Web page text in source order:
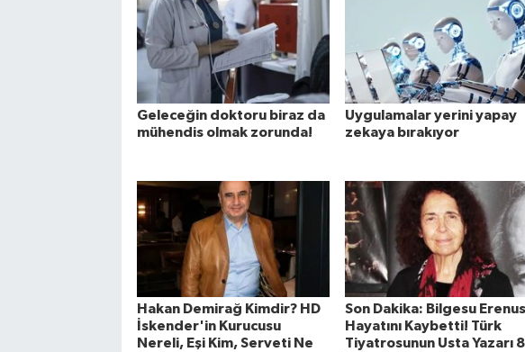
Geleceğin doktoru biraz da
mühendis olmak zorunda!
Uygulamalar yerini yapay
zekaya bırakıyor
Hakan Demirağ Kimdir? HD
İskender'in Kurucusu
Nereli, Eşi Kim, Serveti Ne
Son Dakika: Bilgesu Erenus
Hayatını Kaybetti! Türk
Tiyatrosunun Usta Yazarı